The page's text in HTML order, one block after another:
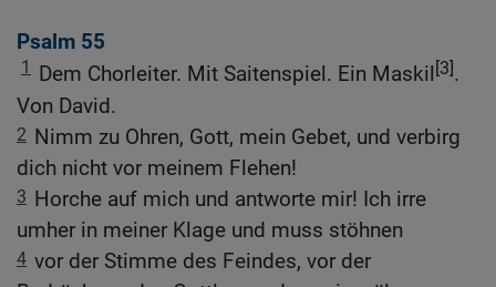
Psalm 55
1 Dem Chorleiter. Mit Saitenspiel. Ein Maskil [3].
Von David.
2 Nimm zu Ohren, Gott, mein Gebet, und verbirg
dich nicht vor meinem Flehen!
3 Horche auf mich und antworte mir! Ich irre
umher in meiner Klage und muss stöhnen
4 vor der Stimme des Feindes, vor der